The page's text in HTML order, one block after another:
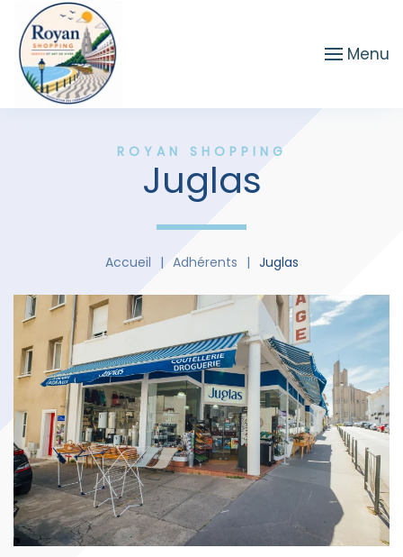
Passer au contenu principal Menu
ROYAN SHOPPING
Juglas
Accueil Adhérents Juglas